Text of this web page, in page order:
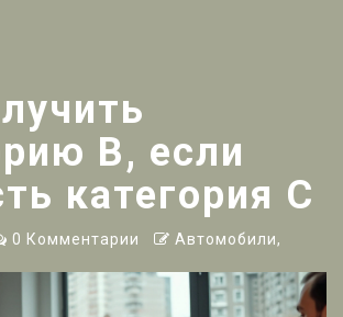
В, если
категория С
0 Комментарии Автомобили,